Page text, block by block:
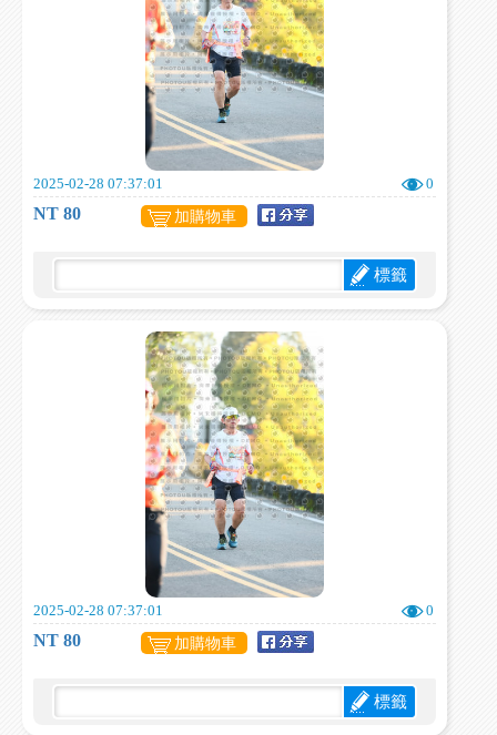
2025-02-28 07:37:01 0
NT 80 加購物車
標籤
2025-02-28 07:37:01 0
NT 80 加購物車
標籤